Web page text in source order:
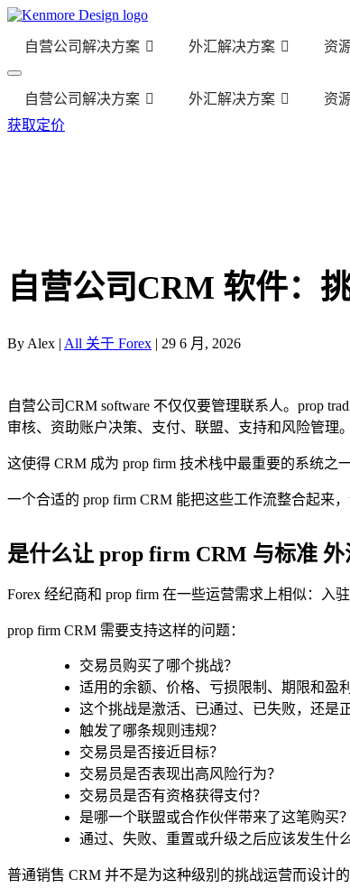
自营公司解决方案 外汇解决方案 资
自营公司解决方案 外汇解决方案 资
获取定价
自营公司CRM 软件：
By Alex | All 关于 Forex | 29 6 月, 2026
自营公司CRM software 不仅仅要管理联系人。prop
审核、资助账户决策、支付、联盟、支持和风险管理。
这使得 CRM 成为 prop firm 技术栈中最重要的系统
一个合适的 prop firm CRM 能把这些工作流整合起来
是什么让 prop firm CRM 与标准 外
Forex 经纪商和 prop firm 在一些运营需求上相似：
prop firm CRM 需要支持这样的问题：
交易员购买了哪个挑战？
适用的余额、价格、亏损限制、期限和盈
这个挑战是激活、已通过、已失败，还是
触发了哪条规则违规？
交易员是否接近目标？
交易员是否表现出高风险行为？
交易员是否有资格获得支付？
是哪一个联盟或合作伙伴带来了这笔购买？
通过、失败、重置或升级之后应该发生什么
普通销售 CRM 并不是为这种级别的挑战运营而设计的